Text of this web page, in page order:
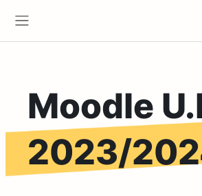
Moodle
2023/